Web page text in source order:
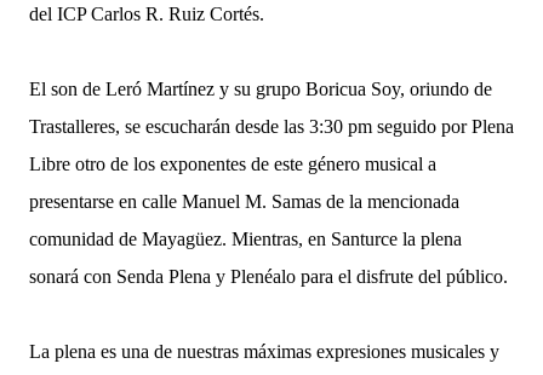
del ICP Carlos R. Ruiz Cortés.
El son de Leró Martínez y su grupo Boricua Soy, oriundo de
Trastalleres, se escucharán desde las 3:30 pm seguido por Plena
Libre otro de los exponentes de este género musical a
presentarse en calle Manuel M. Samas de la mencionada
comunidad de Mayagüez. Mientras, en Santurce la plena
sonará con Senda Plena y Plenéalo para el disfrute del público.
La plena es una de nuestras máximas expresiones musicales y